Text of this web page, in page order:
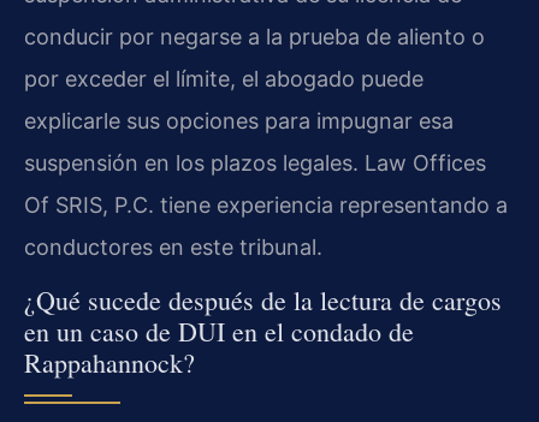
conducir por negarse a la prueba de aliento o
por exceder el límite, el abogado puede
explicarle sus opciones para impugnar esa
suspensión en los plazos legales. Law Offices
Of SRIS, P.C. tiene experiencia representando a
conductores en este tribunal.
¿Qué sucede después de la lectura de cargos
en un caso de DUI en el condado de
Rappahannock?